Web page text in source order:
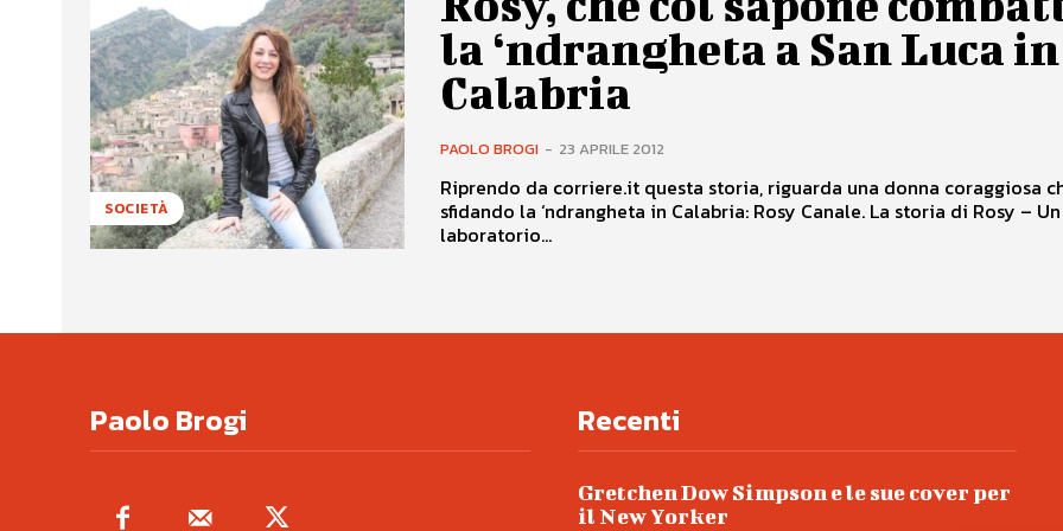
SOCIETÀ
la ‘ndrangheta a San Luca in
Calabria
PAOLO BROGI - 23 APRILE 2012
Riprendo da corriere.it questa storia, riguarda una donna coraggiosa
sfidando la ‘ndrangheta in Calabria: Rosy Canale. La storia di Rosy – Un
laboratorio...
Paolo Brogi Recenti
Gretchen Dow Simpson e le sue cover per
il New Yorker